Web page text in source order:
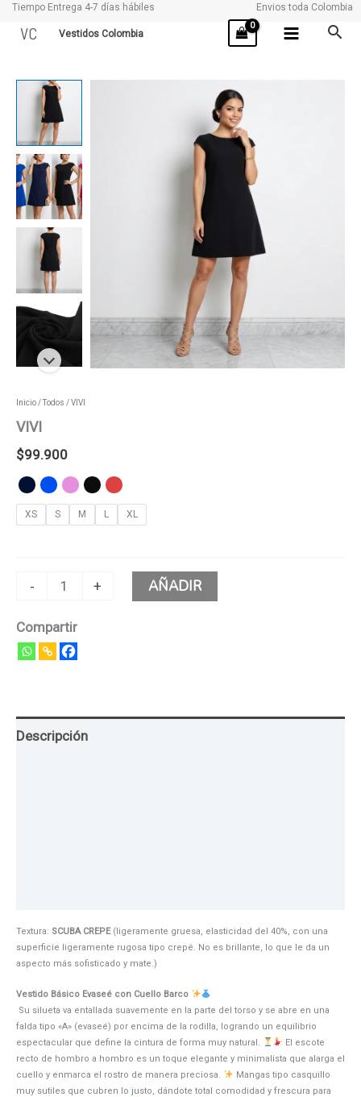
Tiempo Entrega 4-7 días hábiles Envios toda Colombia
VC Vestidos Colombia
Inicio/Todos / VIVI
VIVI
$99.900
XS S M L XL
-
VIVI
cantidad
+ AÑADIR
Compartir
Descripción
Textura: SCUBA CREPE(ligeramente gruesa, elasticidad del 40%, con una
superficie ligeramente rugosa tipo crepé. No es brillante, lo que le da un
aspecto más sofisticado y mate.)
Vestido Básico Evaseé con Cuello Barco
Su silueta va entallada suavemente en la parte del torso y se abre en una
falda tipo «A» (evaseé) por encima de la rodilla, logrando un equilibrio
espectacular que define la cintura de forma muy natural.
El escote
recto de hombro a hombro es un toque elegante y minimalista que alarga el
cuello y enmarca el rostro de manera preciosa.
Mangas tipo casquillo
muy sutiles que cubren lo justo, dándote total comodidad y frescura para